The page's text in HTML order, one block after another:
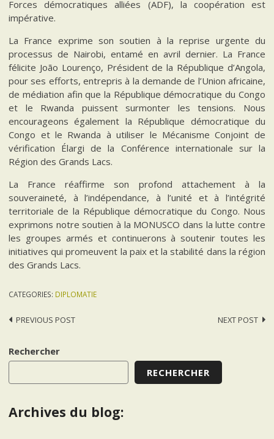
Forces démocratiques alliées (ADF), la coopération est
impérative.
La France exprime son soutien à la reprise urgente du
processus de Nairobi, entamé en avril dernier. La France
félicite João Lourenço, Président de la République d’Angola,
pour ses efforts, entrepris à la demande de l’Union africaine,
de médiation afin que la République démocratique du Congo
et le Rwanda puissent surmonter les tensions. Nous
encourageons également la République démocratique du
Congo et le Rwanda à utiliser le Mécanisme Conjoint de
vérification Élargi de la Conférence internationale sur la
Région des Grands Lacs.
La France réaffirme son profond attachement à la
souveraineté, à l’indépendance, à l’unité et à l’intégrité
territoriale de la République démocratique du Congo. Nous
exprimons notre soutien à la MONUSCO dans la lutte contre
les groupes armés et continuerons à soutenir toutes les
initiatives qui promeuvent la paix et la stabilité dans la région
des Grands Lacs.
CATEGORIES: DIPLOMATIE
Post
PREVIOUS POST NEXT POST
Rechercher
RECHERCHER
Archives du blog: